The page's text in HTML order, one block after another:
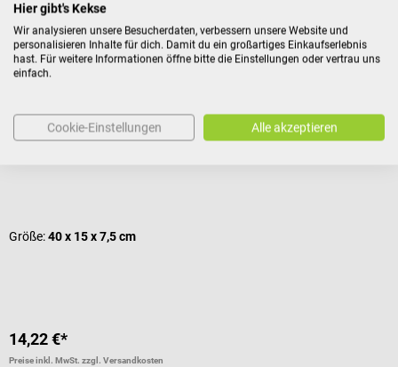
Kunden kauften auch
Dr. No
Größe:40 x 15 x 7,5 cm
14,22 €*
Preise inkl. MwSt. zzgl. Versandkosten
Hier gibt's Kekse
Wir analysieren unsere Besucherdaten, verbessern unsere Website und
personalisieren Inhalte für dich. Damit du ein großartiges Einkaufserlebnis
hast. Für weitere Informationen öffne bitte die Einstellungen oder vertrau uns
einfach.
Cookie-Einstellungen Alle akzeptieren